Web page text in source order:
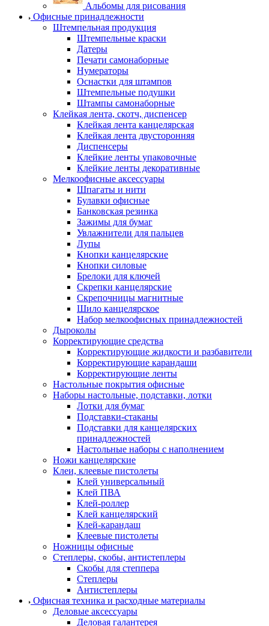
Альбомы для рисования
Офисные принадлежности
Штемпельная продукция
Штемпельные краски
Датеры
Печати самонаборные
Нумераторы
Оснастки для штампов
Штемпельные подушки
Штампы самонаборные
Клейкая лента, скотч, диспенсер
Клейкая лента канцелярская
Клейкая лента двусторонняя
Диспенсеры
Клейкие ленты упаковочные
Клейкие ленты декоративные
Мелкоофисные аксессуары
Шпагаты и нити
Булавки офисные
Банковская резинка
Зажимы для бумаг
Увлажнители для пальцев
Лупы
Кнопки канцелярские
Кнопки силовые
Брелоки для ключей
Скрепки канцелярские
Скрепочницы магнитные
Шило канцелярское
Набор мелкоофисных принадлежностей
Дыроколы
Корректирующие средства
Корректирующие жидкости и разбавители
Корректирующие карандаши
Корректирующие ленты
Настольные покрытия офисные
Наборы настольные, подставки, лотки
Лотки для бумаг
Подставки-стаканы
Подставки для канцелярских
принадлежностей
Настольные наборы с наполнением
Ножи канцелярские
Клеи, клеевые пистолеты
Клей универсальный
Клей ПВА
Клей-роллер
Клей канцелярский
Клей-карандаш
Клеевые пистолеты
Ножницы офисные
Степлеры, скобы, антистеплеры
Скобы для степпера
Степлеры
Антистеплеры
Офисная техника и расходные материалы
Деловые аксессуары
Деловая галантерея